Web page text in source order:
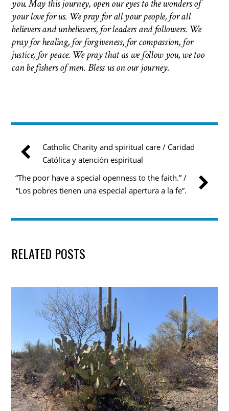
you. May this journey, open our eyes to the wonders of
your love for us. We pray for all your people, for all
believers and unbelievers, for leaders and followers. We
pray for healing, for forgiveness, for compassion, for
justice, for peace. We pray that as we follow you, we too
can be fishers of men. Bless us on our journey.
Catholic Charity and spiritual care / Caridad
Católica y atención espiritual
“The poor have a special openness to the faith.” /
“Los pobres tienen una especial apertura a la fe”.
RELATED POSTS